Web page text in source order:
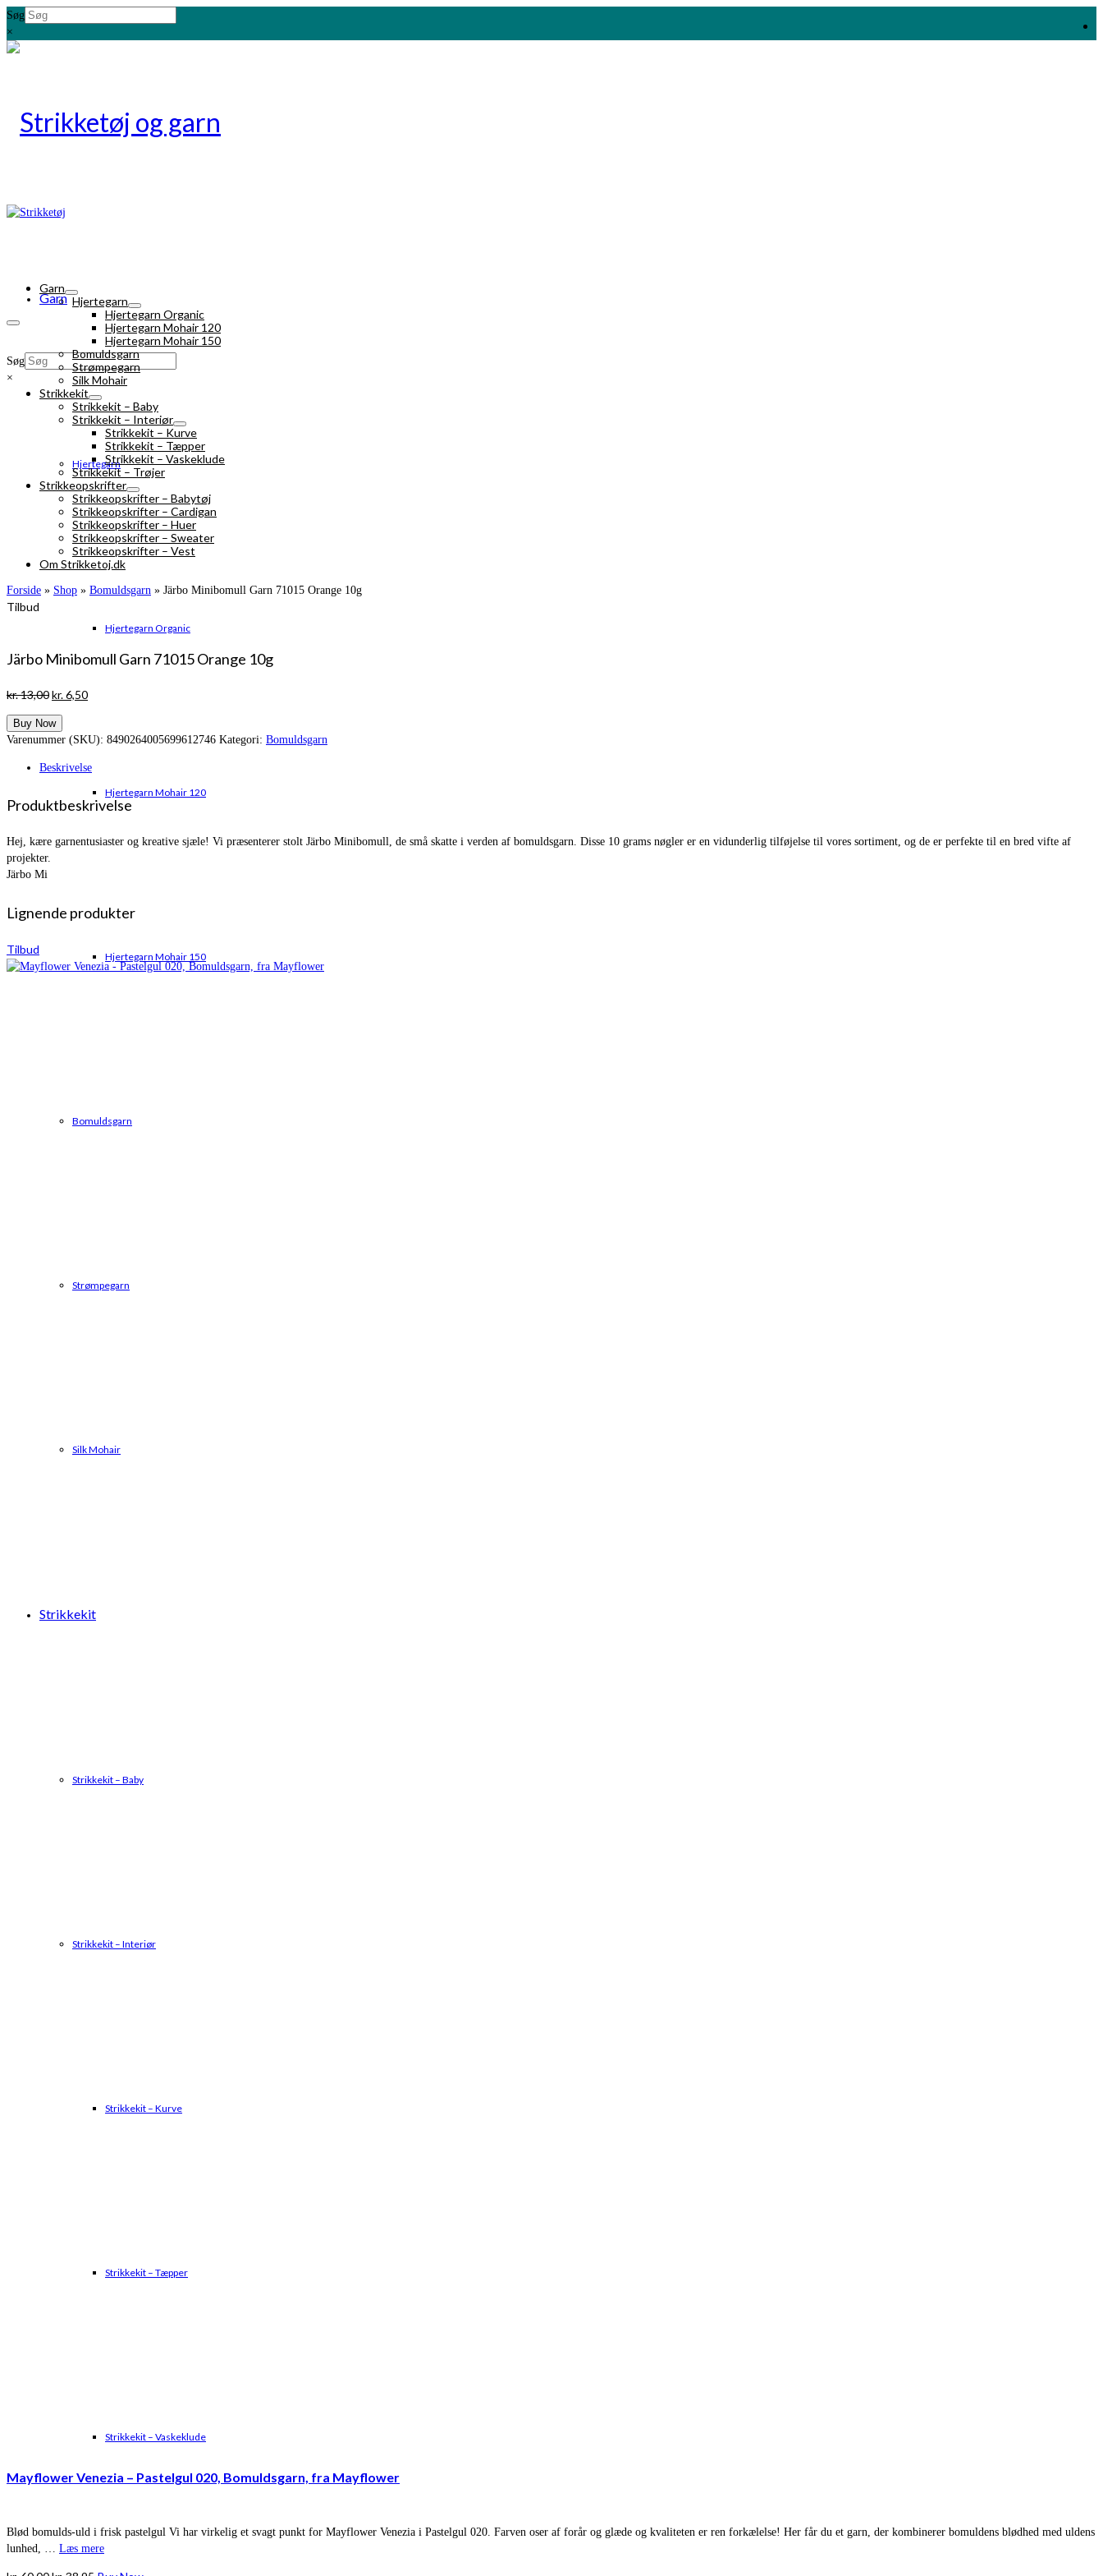
Søg
×
Garn
Hjertegarn
Hjertegarn Organic
Hjertegarn Mohair 120
Hjertegarn Mohair 150
Bomuldsgarn
Strømpegarn
Silk Mohair
Strikkekit
Strikkekit – Baby
Strikkekit – Interiør
Strikkekit – Kurve
Strikkekit – Tæpper
Strikkekit – Vaskeklude
Søg
×
Garn
Hjertegarn
Hjertegarn Organic
Hjertegarn Mohair 120
Hjertegarn Mohair 150
Bomuldsgarn
Strømpegarn
Silk Mohair
Strikkekit
Strikkekit – Baby
Strikkekit – Interiør
Strikkekit – Kurve
Strikkekit – Tæpper
Strikkekit – Vaskeklude
Strikkekit – Trøjer
Strikkeopskrifter
Strikkeopskrifter – Babytøj
Strikkeopskrifter – Cardigan
Strikkeopskrifter – Huer
Strikkeopskrifter – Sweater
Strikkeopskrifter – Vest
Om Strikketoj.dk
Forside » Shop » Bomuldsgarn » Järbo Minibomull Garn 71015 Orange 10g
Tilbud
Järbo Minibomull Garn 71015 Orange 10g
kr.13,00Den
pris
var:
kr.6,50Den
er:
Buy Now
Varenummer (SKU): 8490264005699612746 Kategori: Bomuldsgarn
Beskrivelse
Produktbeskrivelse
Hej, kære garnentusiaster og kreative sjæle! Vi præsenterer stolt Järbo Minibomull, de små skatte i verden af bomuldsgarn. Disse 10 grams nøgler er en vidunderlig tilføjelse til vores sortiment, og de er perfekte til en bred vifte af
projekter.
Järbo Mi
Lignende produkter
Tilbud
Mayflower Venezia – Pastelgul 020, Bomuldsgarn, fra Mayflower
Blød bomulds-uld i frisk pastelgul Vi har virkelig et svagt punkt for Mayflower Venezia i Pastelgul 020. Farven oser af forår og glæde og kvaliteten er ren forkælelse! Her får du et garn, der kombinerer bomuldens blødhed med uldens
lunhed, … Læs mere